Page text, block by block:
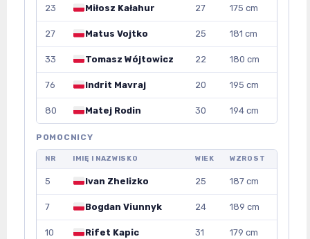
23 Miłosz Kałahur 27 175 cm
27 Matus Vojtko 25 181 cm
33 Tomasz Wójtowicz 22 180 cm
76 Indrit Mavraj 20 195 cm
80 Matej Rodin 30 194 cm
POMOCNICY
NR IMIĘ I NAZWISKO WIEK WZROST
5 Ivan Zhelizko 25 187 cm
7 Bogdan Viunnyk 24 189 cm
10 Rifet Kapic 31 179 cm